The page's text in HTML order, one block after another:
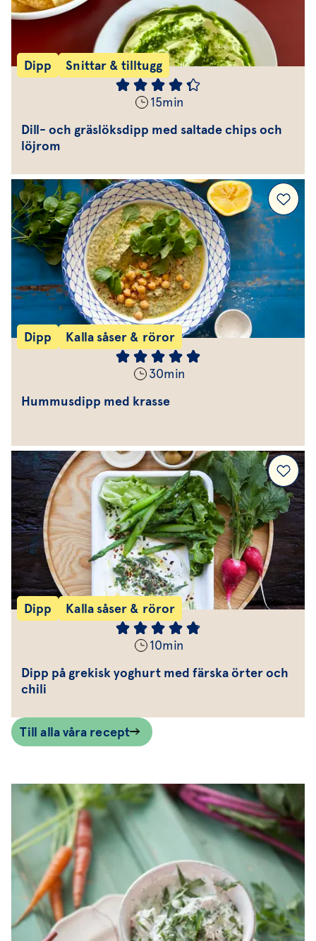
Dipp Snittar & tilltugg
15min
Dill- och gräslöksdipp med saltade chips och
löjrom
Dipp Kalla såser & röror
30min
Hummusdipp med krasse
Dipp Kalla såser & röror
10min
Dipp på grekisk yoghurt med färska örter och
chili
Till alla våra recept